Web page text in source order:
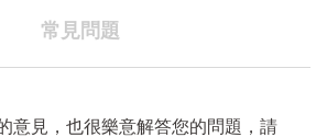
常見問題
意見，也很樂意解答您的問題，請